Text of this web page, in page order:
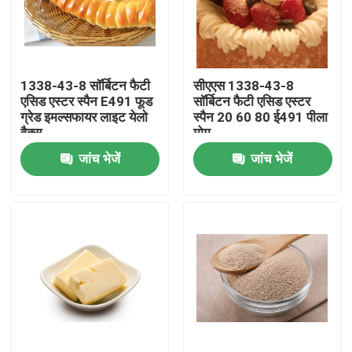
घर
वीडियो
वीआर शो
1338-43-8 सॉर्बिटन फैटी
एसिड एस्टर स्पैन E491 फूड
ग्रेड इमल्सफायर लाइट येलो
वैक्स
जांच भेजें
सीएएस 1338-43-8
सॉर्बिटन फैटी एसिड एस्टर
स्पैन 20 60 80 ई491 पीला
मोम
जांच भेजें